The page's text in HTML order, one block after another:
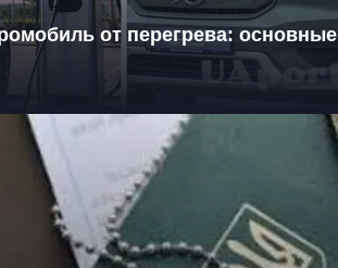
от перегрева: основные